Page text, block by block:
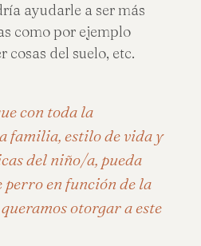
ayudarle a ser más
como por ejemplo
cosas del suelo, etc.
con toda la
familia, estilo de vida y
del niño/a, pueda
en función de la
otorgar a este